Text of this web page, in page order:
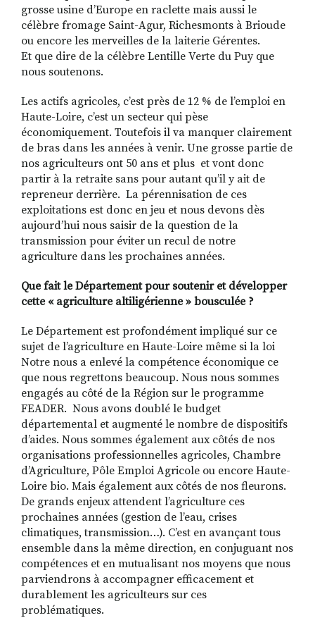
grosse usine d’Europe en raclette mais aussi le
célèbre fromage Saint-Agur, Richesmonts à Brioude
ou encore les merveilles de la laiterie Gérentes.
Et que dire de la célèbre Lentille Verte du Puy que
nous soutenons.
Les actifs agricoles, c’est près de 12 % de l’emploi en
Haute-Loire, c’est un secteur qui pèse
économiquement. Toutefois il va manquer clairement
de bras dans les années à venir. Une grosse partie de
nos agriculteurs ont 50 ans et plus et vont donc
partir à la retraite sans pour autant qu’il y ait de
repreneur derrière. La pérennisation de ces
exploitations est donc en jeu et nous devons dès
aujourd’hui nous saisir de la question de la
transmission pour éviter un recul de notre
agriculture dans les prochaines années.
Que fait le Département pour soutenir et développer
cette « agriculture altiligérienne » bousculée ?
Le Département est profondément impliqué sur ce
sujet de l’agriculture en Haute-Loire même si la loi
Notre nous a enlevé la compétence économique ce
que nous regrettons beaucoup. Nous nous sommes
engagés au côté de la Région sur le programme
FEADER. Nous avons doublé le budget
départemental et augmenté le nombre de dispositifs
d’aides. Nous sommes également aux côtés de nos
organisations professionnelles agricoles, Chambre
d’Agriculture, Pôle Emploi Agricole ou encore Haute-
Loire bio. Mais également aux côtés de nos fleurons.
De grands enjeux attendent l’agriculture ces
prochaines années (gestion de l’eau, crises
climatiques, transmission…). C’est en avançant tous
ensemble dans la même direction, en conjuguant nos
compétences et en mutualisant nos moyens que nous
parviendrons à accompagner efficacement et
durablement les agriculteurs sur ces
problématiques.